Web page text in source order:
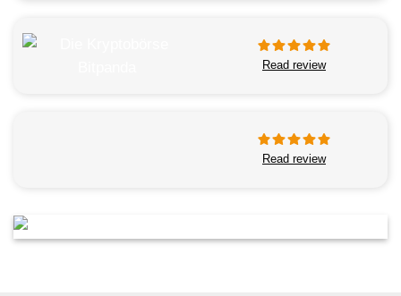
Read review
Read review